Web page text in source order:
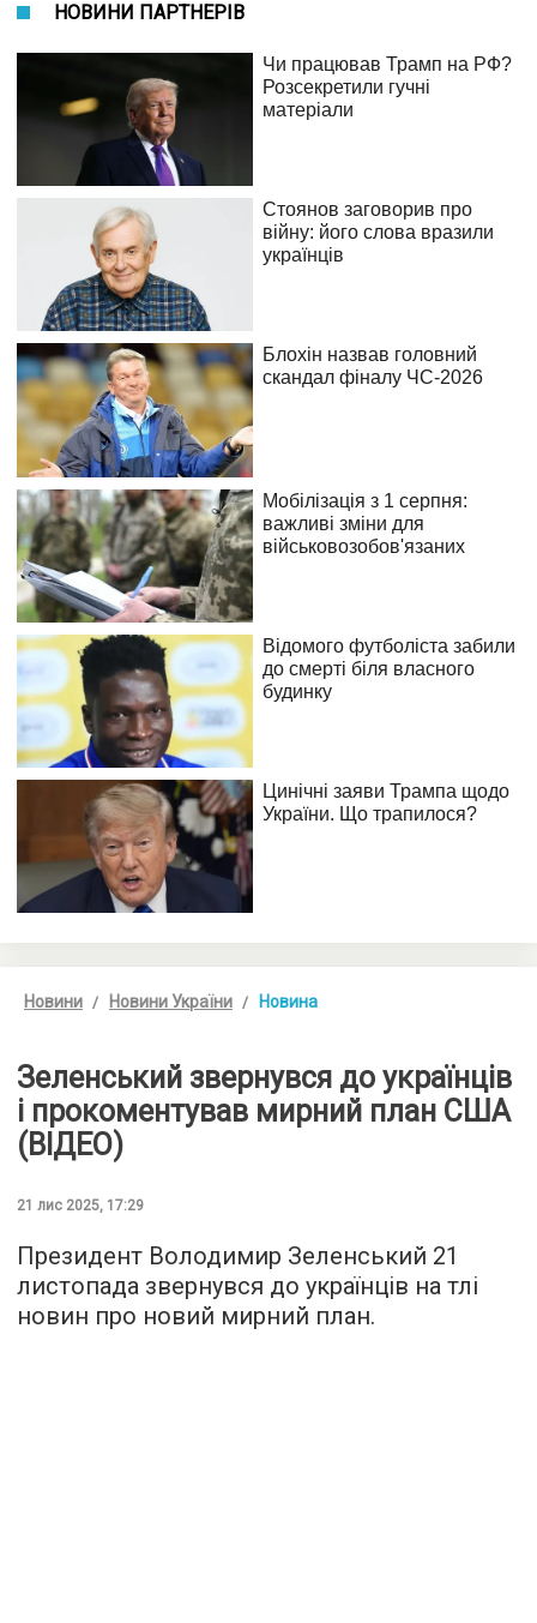
НОВИНИ ПАРТНЕРІВ
Новини Новини України Новина
Зеленський звернувся до українців
і прокоментував мирний план США
(ВІДЕО)
21 лис 2025, 17:29
Президент Володимир Зеленський 21
листопада звернувся до українців на тлі
новин про новий мирний план.